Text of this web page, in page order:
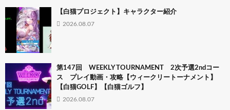
【白猫プロジェクト】キャラクター紹介
2026.08.07
第147回 WEEKLY TOURNAMENT 2次予選2ndコー
ス プレイ動画・攻略【ウィークリートーナメント】
【白猫GOLF】【白猫ゴルフ】
2026.08.07